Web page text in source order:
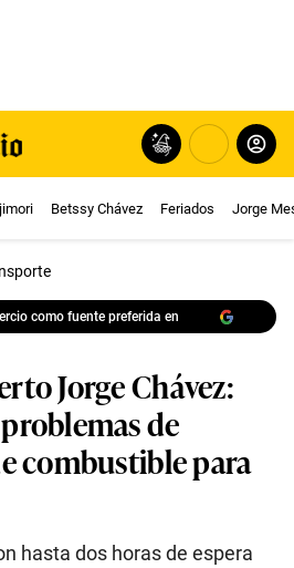
Betssy Chávez Feriados Jorge
como fuente preferida en
Jorge Chávez:
de
combustible para
hasta dos horas de espera